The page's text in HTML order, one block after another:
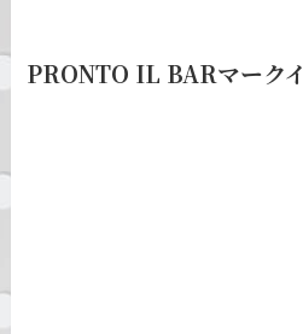
PRONTO IL BARマーク